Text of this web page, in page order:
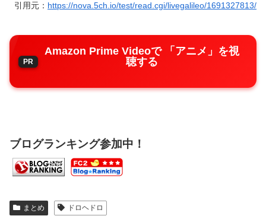
引用元： https://nova.5ch.io/test/read.cgi/livegalileo/1691327813/
Amazon Prime Videoで 「アニメ」を視
聴する
ブログランキング参加中！
まとめ ドロヘドロ